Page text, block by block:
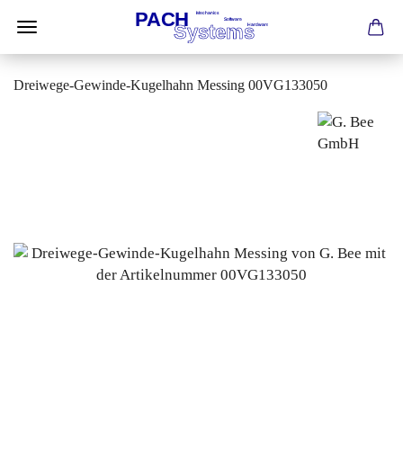
Dreiwege-Gewinde-Kugelhahn Messing 00VG133050